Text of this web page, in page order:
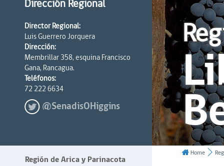
Dirección Regional
Director Regional:
Luis Guerrero Jorquera
Dirección:
Membrillar 358, esquina Francisco
Gana, Rancagua.
Teléfonos:
72 222 6634
@SenadisOHiggins
Región de Arica y Parinacota
Home